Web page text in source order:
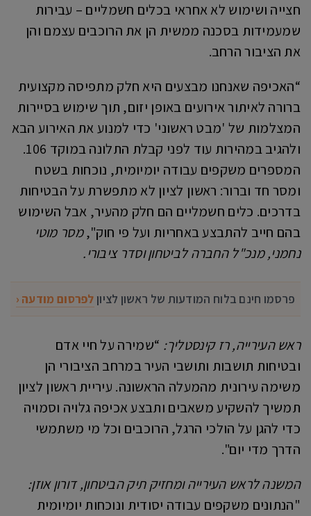
חצייה ושימוש לא אחראי בכלים חשמליים – עבירות
שמעמידות בסכנה ממשית הן את הרוכבים עצמם והן
את הציבור הרחב.
“האכיפה שאנחנו מבצעים היא חלק מתפיסה מקצועית
ברורה לאיתור אירועים באופן יזום, תוך שימוש בסיירות
המצלמות של 'מבט ראשוני' כדי למנוע את האירוע הבא
ולהגיב במהירות עוד לפני קבלת התלונה במוקד 106.
המספרים משקפים עבודה יומיומית, נוכחות בשטח
ומסר חד וברור: ראשון לציון לא מתפשרת על הבטיחות
בדרכים. כלים חשמליים הם חלק מהעיר, אבל השימוש
בהם חייב להתבצע באחריות ועל פי חוק",מסר מוטי
נחמני, מנכ"ל החברה לביטחון וסדר ציבורי.
פרסמו חינם בלוח המודעות של ראשון לציון לפרסום מודעה ‹
ראש העירייה, רז קינסטליך: “שמירה על חיי אדם
ובטיחות תושבות ותושבי העיר במרחב הציבורי הן
משימה עירונית מהמעלה הראשונה. עיריית ראשון לציון
תמשיך להשקיע משאבים ותבצע אכיפה גלויה וסמויה
כדי להגן על הולכי הרגל, הרוכבים וכל מי משתמשי
הדרך מדי יום".
המשנה לראש העירייה ומחזיק תיק הביטחון, דורון אוזן:
"הנתונים משקפים עבודה יסודית ונוכחות יומיומית